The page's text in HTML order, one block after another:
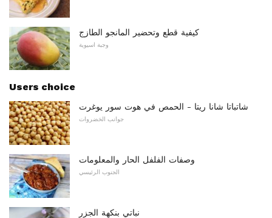
كيفية قطع وتحضير المانجو الطازج
وجبة اسيوية
Users choice
شاتباتا شانا ريتا - الحمص في هوت سور يوغرت
جوانب الخضروات
وصفات الفلفل الحار والمعلومات
الجنوب الرئيسي
نباتي بنكهة الجزر